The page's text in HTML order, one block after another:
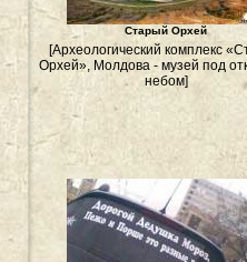
Старый Орхей
[Археологический комплекс
Орхей», Молдова - музей под
небом]